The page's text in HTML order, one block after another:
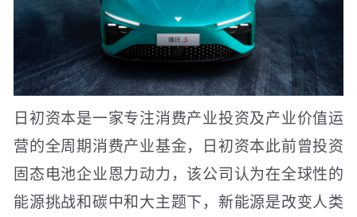
日初资本是一家专注消费产业投资及产业价值运
营的全周期消费产业基金，日初资本此前曾投资
固态电池企业恩力动力，该公司认为在全球性的
能源挑战和碳中和大主题下，新能源是改变人类